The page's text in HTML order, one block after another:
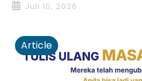
Juli 10, 2026
Article